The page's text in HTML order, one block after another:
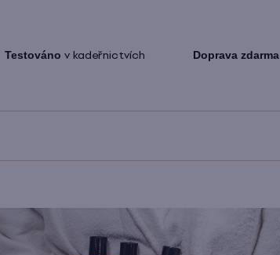
Testováno v kadeřnictvích Doprava zdarma